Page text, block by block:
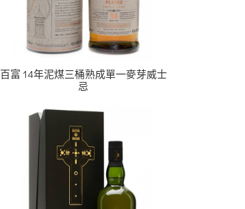
百富 14年泥煤三桶熟成單一麥芽威士
忌